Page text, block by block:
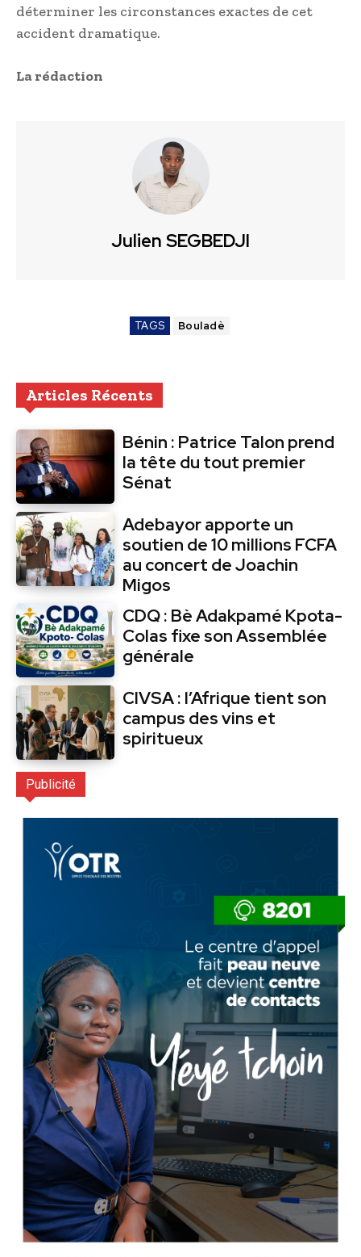
déterminer les circonstances exactes de cet
accident dramatique.
La rédaction
Julien SEGBEDJI
TAGS Bouladè
Articles Récents
Bénin : Patrice Talon prend
la tête du tout premier
Sénat
Adebayor apporte un
soutien de 10 millions FCFA
au concert de Joachin
Migos
CDQ : Bè Adakpamé Kpota-
Colas fixe son Assemblée
générale
CIVSA : l’Afrique tient son
campus des vins et
spiritueux
Publicité